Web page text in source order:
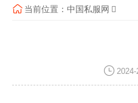
当前位置： 中国私服网